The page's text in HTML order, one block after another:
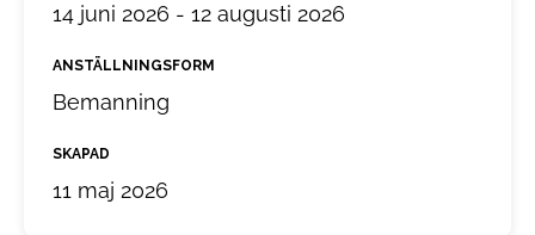
14 juni 2026 - 12 augusti 2026
ANSTÄLLNINGSFORM
Bemanning
SKAPAD
11 maj 2026